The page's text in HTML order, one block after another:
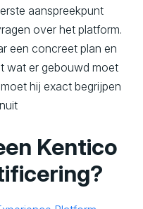
aanspreekpunt
over het platform.
een concreet plan en
wat er gebouwd moet
hij exact begrijpen
Kentico